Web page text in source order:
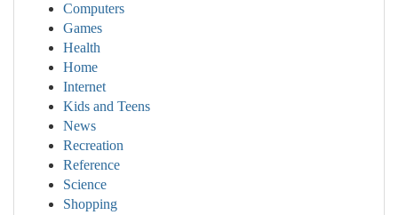
Computers
Games
Health
Home
Internet
Kids and Teens
News
Recreation
Reference
Science
Shopping